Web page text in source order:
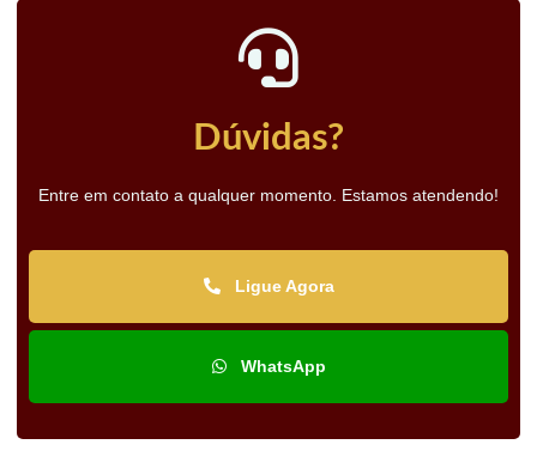
Dúvidas?
Entre em contato a qualquer momento. Estamos atendendo!
Ligue Agora
WhatsApp